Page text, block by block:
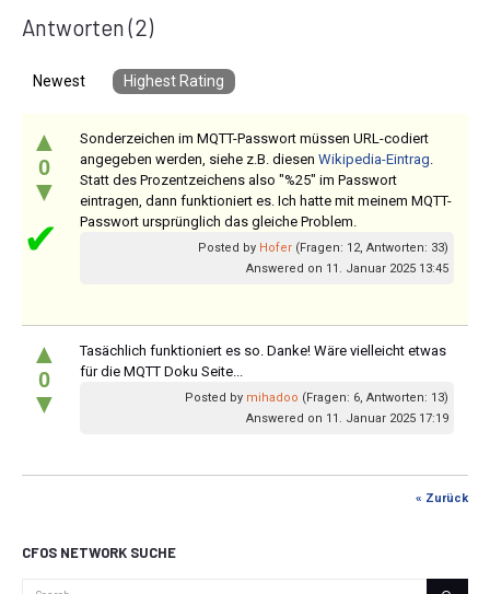
Antworten(2)
Newest Highest Rating
▲
0
▼
✔
Sonderzeichen im MQTT-Passwort müssen URL-codiert
angegeben werden, siehe z.B. diesen Wikipedia-Eintrag
Statt des Prozentzeichens also "%25" im Passwort
eintragen, dann funktioniert es. Ich hatte mit meinem MQTT-
Passwort ursprünglich das gleiche Problem.
Posted by Hofer (Fragen: 12, Antworten: 33)
Answered on 11. Januar 2025 13:45
▲
0
▼
Tasächlich funktioniert es so. Danke! Wäre vielleicht etwas
für die MQTT Doku Seite...
Posted by mihadoo (Fragen: 6, Antworten: 13)
Answered on 11. Januar 2025 17:19
« Zurück
CFOS NETWORK SUCHE